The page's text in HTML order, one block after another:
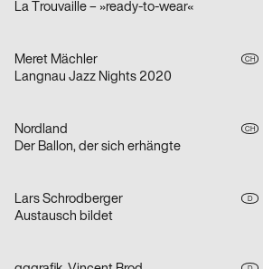
La Trouvaille – »ready-to-wear«
Meret Mächler CH
Langnau Jazz Nights 2020
Nordland CH
Der Ballon, der sich erhängte
Lars Schrodberger D
Austausch bildet